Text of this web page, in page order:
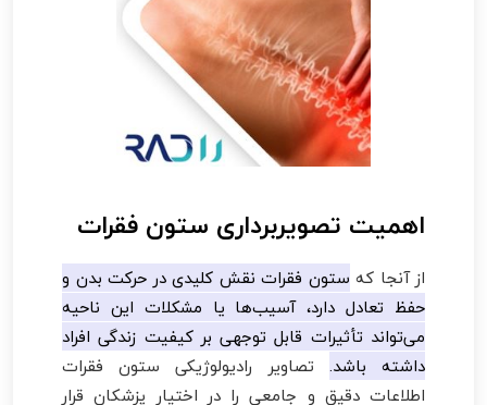
اهمیت تصویربرداری ستون فقرات
از آنجا که ستون فقرات نقش کلیدی در حرکت بدن و
حفظ تعادل دارد، آسیب‌ها یا مشکلات این ناحیه
می‌تواند تأثیرات قابل توجهی بر کیفیت زندگی افراد
داشته باشد. تصاویر رادیولوژیکی ستون فقرات
اطلاعات دقیق و جامعی را در اختیار پزشکان قرار